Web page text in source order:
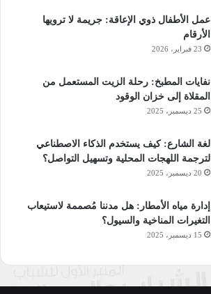
عمل الأطفال ذوي الإعاقة: جريمة لا ترويها
الأرقام
23 فبراير، 2026
نفايات المطبخ: رحلة الزيت المستعمل من
المقلاة إلى خزان الوقود
25 ديسمبر، 2025
لغة الشارع: كيف يستخدم الذكاء الاصطناعي
لترجمة اللهجات المحلية وتسهيل التواصل؟
20 ديسمبر، 2025
إدارة مياه الأمطار: هل مدننا مُصممة لاستيعاب
التغيرات المناخية والسيول؟
15 ديسمبر، 2025